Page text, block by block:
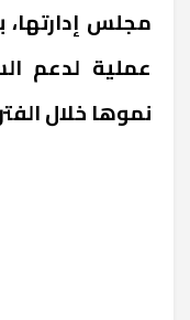
مجلس
عملية لدعم
نموها خلال